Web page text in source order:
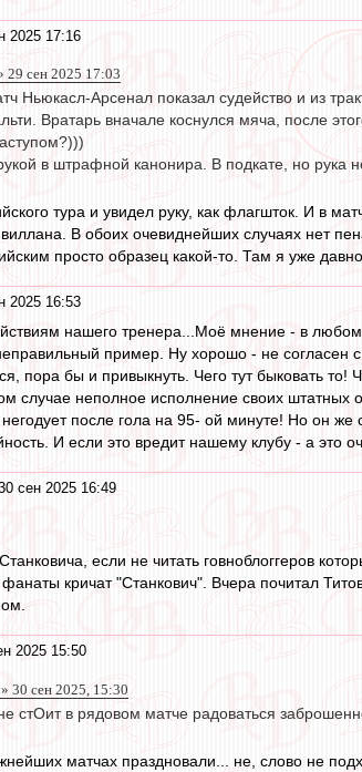
2025 17:16
29 сен 2025 17:03
Ньюкасл-Арсенал показал судейство и из
Вратарь вначале коснулся мяча, после
в штрафной канонира. В подкате, но рука
тура и увидел руку, как флагшток. И в
В обоих очевиднейших случаях нет
просто образец какой-то. Там я уже
2025 16:53
нашего тренера...Моё мнение - в любом
пример. Ну хорошо - не согласен
пора бы и привыкнуть. Чего тут быковать
случае неполное исполнение своих
после гола на 95- ой минуте! Но он
И если это вредит нашему клубу - а это
сен 2025 16:49
если не читать говноблоггеров
кричат "Станкович". Вчера почитал
2025 15:50
30 сен 2025, 15:30
стОит в рядовом матче радоваться
матчах праздновали... не, слово не